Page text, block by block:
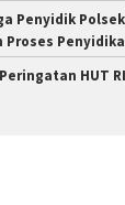
Penyidik
HUT RI